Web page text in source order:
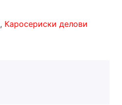
, Каросериски делови